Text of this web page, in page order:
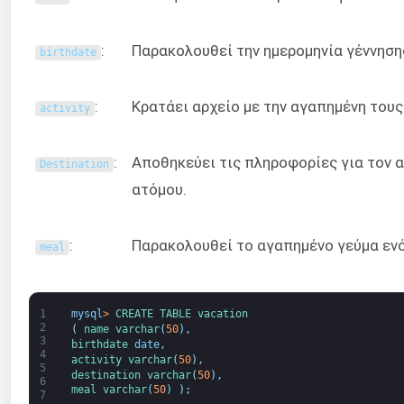
birthdate : Παρακολουθεί την ημερομηνία
activity : Κρατάει αρχείο με την αγαπημένη
Destination :
Αποθηκεύει τις πληροφορίες για τον
ατόμου.
meal : Παρακολουθεί το αγαπημένο γεύμα
1
2
3
4
5
6
7
mysql> CREATE TABLE vacation
(
name varchar(50) ,
birthdate date,
activity varchar(50) ,
destination varchar(50) ,
meal varchar(50) ) ;